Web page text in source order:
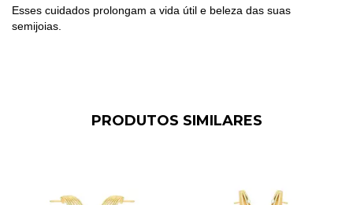
Esses cuidados prolongam a vida útil e beleza das suas
semijoias.
PRODUTOS SIMILARES